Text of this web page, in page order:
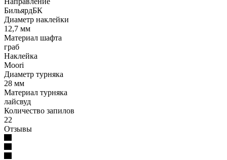
БильярдБК
Диаметр наклейки
12,7 мм
Материал шафта
граб
Наклейка
Moori
Диаметр турняка
28 мм
Материал турняка
лайсвуд
Количество запилов
22
Отзывы